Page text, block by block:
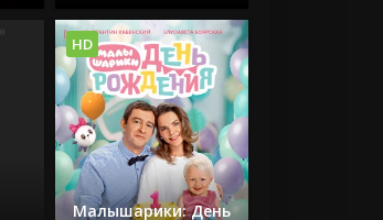
Малышарики: День
HD